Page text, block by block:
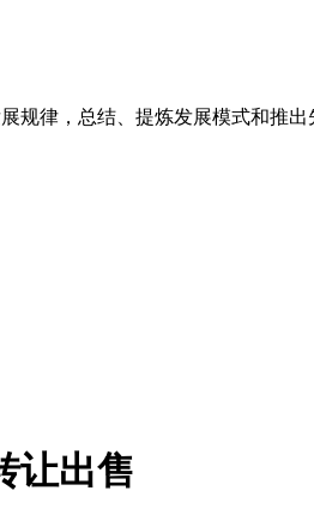
律，总结、提炼发展模式和推
让出售